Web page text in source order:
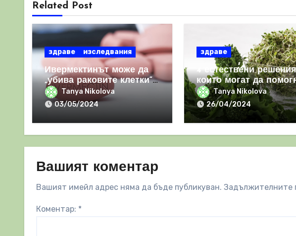
Related Post
здраве изследвания
Ивермектинът може да
„убива раковите клетки“
и да засилва имунния
отговор
Tanya Nikolova
03/05/2024
здраве
4 естествени
които могат да
за справяне с РАКА
Tanya Nikolova
26/04/2024
Вашият коментар
Вашият имейл адрес няма да бъде публикуван. Задължителните
Коментар: *